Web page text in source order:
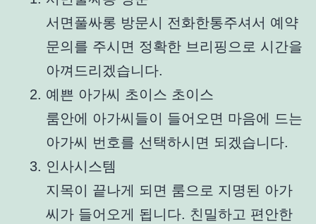
서면풀싸롱 방문시 전화한통주셔서 예약
문의를 주시면 정확한 브리핑으로 시간을
아껴드리겠습니다.
예쁜 아가씨 초이스 초이스
룸안에 아가씨들이 들어오면 마음에 드는
아가씨 번호를 선택하시면 되겠습니다.
인사시스템
지목이 끝나게 되면 룸으로 지명된 아가
씨가 들어오게 됩니다. 친밀하고 편안한